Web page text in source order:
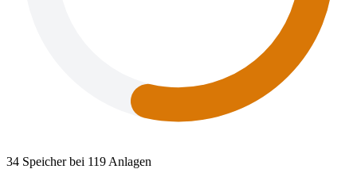
34 Speicher bei 119 Anlagen